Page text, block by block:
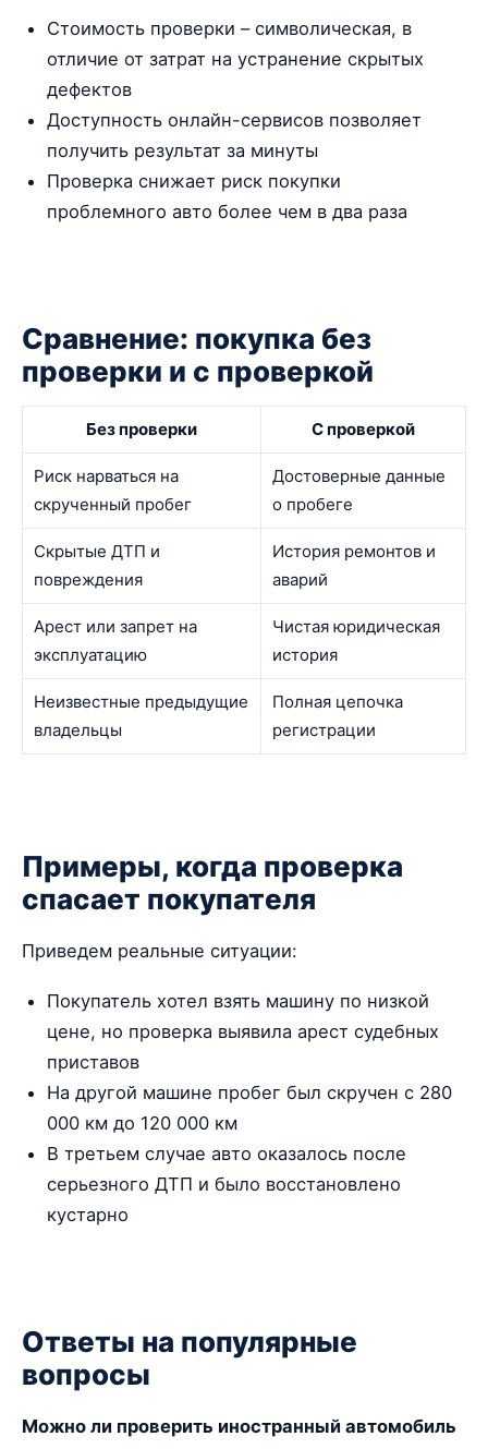
Стоимость проверки – символическая, в
отличие от затрат на устранение скрытых
дефектов
Доступность онлайн-сервисов позволяет
получить результат за минуты
Проверка снижает риск покупки
проблемного авто более чем в два раза
Сравнение: покупка без
проверки и с проверкой
Без проверки С проверкой
Риск нарваться на
скрученный пробег
Достоверные данные
о пробеге
Скрытые ДТП и
повреждения
История ремонтов и
аварий
Арест или запрет на
эксплуатацию
Чистая юридическая
история
Неизвестные предыдущие
владельцы
Полная цепочка
регистрации
Примеры, когда проверка
спасает покупателя
Приведем реальные ситуации:
Покупатель хотел взять машину по низкой
цене, но проверка выявила арест судебных
приставов
На другой машине пробег был скручен с 280
000 км до 120 000 км
В третьем случае авто оказалось после
серьезного ДТП и было восстановлено
кустарно
Ответы на популярные
вопросы
Можно ли проверить иностранный автомобиль